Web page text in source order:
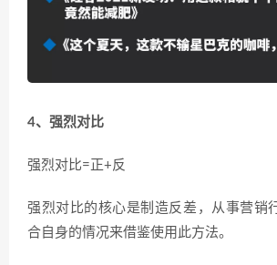
4、强烈对比
强烈对比=正+反
强烈对比的核心是制造反差，从事营销
合自身的情况来借鉴使用此方法。